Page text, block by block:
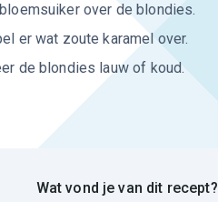
over de blondies.
er wat zoute karamel over.
de blondies lauw of koud.
Wat vond je van dit recept?